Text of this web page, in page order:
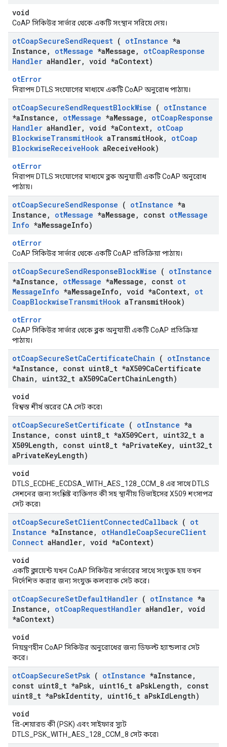
void
CoAP সিকিউর সার্ভার থেকে একটি সংস্থান সরিয়ে দেয়।
otCoapSecureSendRequest ( otInstance *a
Instance , otMessage *aMessage , otCoapResponse
Handler aHandler, void *aContext)
otError
নিরাপদ DTLS সংযোগের মাধ্যমে একটি CoAP অনুরোধ পাঠায়।
otCoapSecureSendRequestBlockWise ( otInstance
*aInstance , otMessage *aMessage , otCoapResponse
Handler aHandler, void *aContext, otCoap
BlockwiseTransmitHook aTransmitHook, otCoap
BlockwiseReceiveHook aReceiveHook)
otError
নিরাপদ DTLS সংযোগের মাধ্যমে ব্লক অনুযায়ী একটি CoAP অনুরোধ
পাঠায়।
otCoapSecureSendResponse ( otInstance *a
Instance , otMessage *aMessage , const otMessage
Info *aMessageInfo)
otError
CoAP সিকিউর সার্ভার থেকে একটি CoAP প্রতিক্রিয়া পাঠায়।
otCoapSecureSendResponseBlockWise ( otInstance
*aInstance , otMessage *aMessage , const ot
MessageInfo *aMessageInfo , void *aContext,
ot
CoapBlockwiseTransmitHook aTransmitHook)
otError
CoAP সিকিউর সার্ভার থেকে ব্লক অনুযায়ী একটি CoAP প্রতিক্রিয়া
পাঠায়।
otCoapSecureSetCaCertificateChain ( otInstance
*aInstance , const uint8 t *aX509CaCertificate
Chain , uint32 t aX509CaCertChainLength)
void
বিশ্বস্ত শীর্ষ স্তরের CA সেট করে৷
otCoapSecureSetCertificate ( otInstance *a
Instance , const uint8 t *aX509Cert, uint32 t a
X509Length , const uint8 t *aPrivateKey, uint32 t
aPrivateKeyLength)
void
DTLS_ECDHE_ECDSA_WITH_AES_128_CCM_8 এর সাথে DTLS
সেশনের জন্য সংশ্লিষ্ট ব্যক্তিগত কী সহ স্থানীয় ডিভাইসের X509 শংসাপত্র
সেট করে৷
otCoapSecureSetClientConnectedCallback ( ot
Instance *aInstance , otHandleCoapSecureClient
Connect aHandler, void *aContext)
void
একটি ক্লায়েন্ট যখন CoAP সিকিউর সার্ভারের সাথে সংযুক্ত হয় তখন
নির্দেশিত করার জন্য সংযুক্ত কলব্যাক সেট করে।
otCoapSecureSetDefaultHandler ( otInstance *a
Instance , otCoapRequestHandler aHandler, void
*aContext)
void
নিয়ন্ত্রণহীন CoAP সিকিউর অনুরোধের জন্য ডিফল্ট হ্যান্ডলার সেট
করে।
otCoapSecureSetPsk ( otInstance *aInstance ,
const uint8 t *aPsk, uint16 t aPskLength ,
const
uint8 t *aPskIdentity, uint16 t aPskIdLength)
void
প্রি-শেয়ারড কী (PSK) এবং সাইফার স্যুট
DTLS_PSK_WITH_AES_128_CCM_8 সেট করে৷